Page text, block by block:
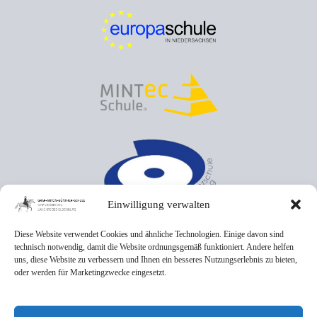
Einwilligung verwalten
Diese Website verwendet Cookies und ähnliche Technologien. Einige davon sind
technisch notwendig, damit die Website ordnungsgemäß funktioniert. Andere helfen
uns, diese Website zu verbessern und Ihnen ein besseres Nutzungserlebnis zu bieten,
oder werden für Marketingzwecke eingesetzt.